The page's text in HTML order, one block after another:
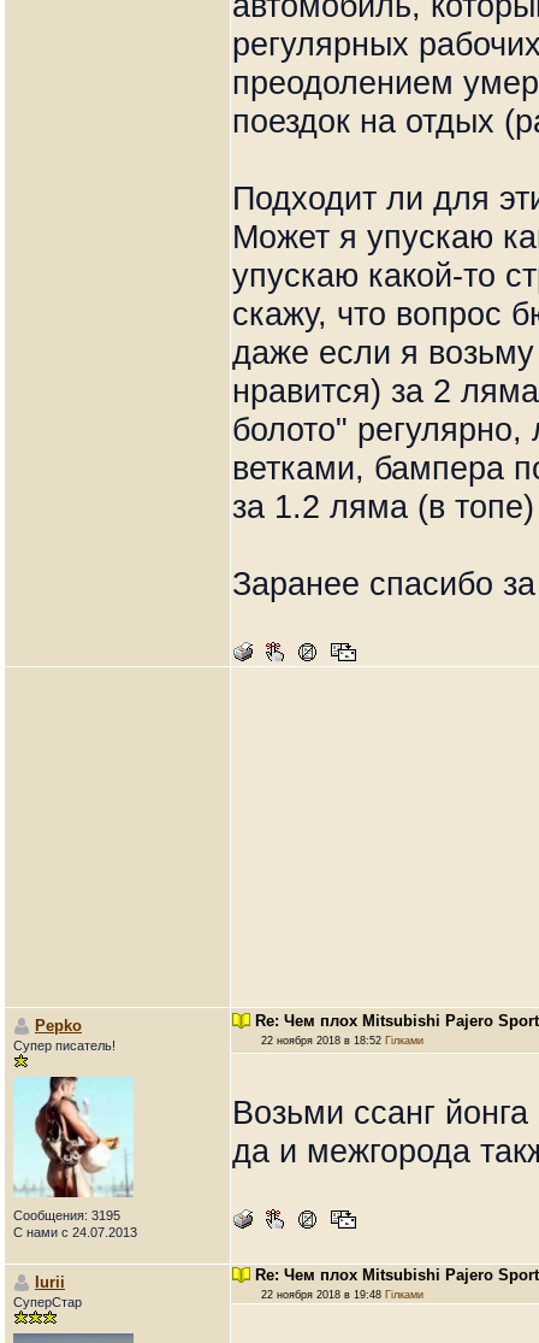
регулярных
преодолением
поездок на отдых
Подходит ли для
Может я упускаю
упускаю какой-то
скажу, что вопрос
даже если я
нравится) за 2
болото" регулярно,
ветками, бампера
за 1.2 ляма (в
Заранее спасибо
Pepko
Супер писатель!
Сообщения: 3195
С нами с 24.07.2013
Re: Чем плох Mitsubishi Pajero
22 ноября 2018 в 18:52 Гілками
Возьми ссанг
да и межгорода
Iurii
СуперСтар
Re: Чем плох Mitsubishi Pajero
22 ноября 2018 в 19:48 Гілками